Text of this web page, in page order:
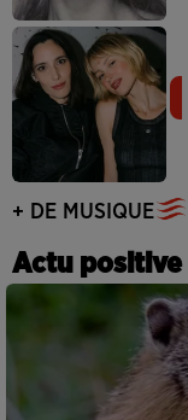
+ DE MUSIQUE
Actu positive